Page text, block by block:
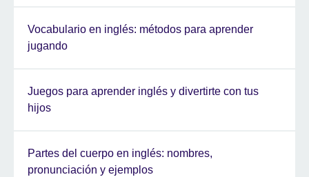
Vocabulario en inglés: métodos para aprender
jugando
Juegos para aprender inglés y divertirte con tus
hijos
Partes del cuerpo en inglés: nombres,
pronunciación y ejemplos